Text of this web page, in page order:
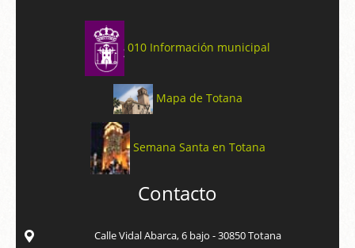
010 Información municipal
Mapa de Totana
Semana Santa en Totana
Contacto
Calle Vidal Abarca, 6 bajo - 30850 Totana